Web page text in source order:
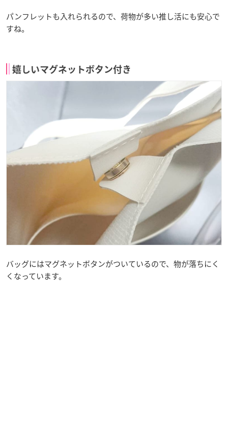
パンフレットも入れられるので、荷物が多い推し活にも安心で
すね。
嬉しいマグネットボタン付き
バッグにはマグネットボタンがついているので、物が落ちにく
くなっています。